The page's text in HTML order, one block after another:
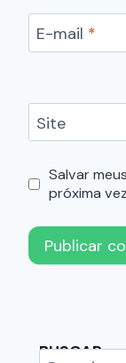
E-mail *
Site
Salvar
próxima
BUSCAR